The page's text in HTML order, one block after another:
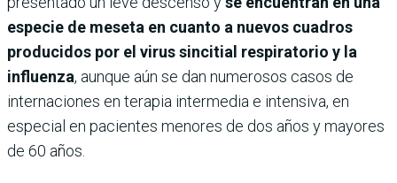
especie de meseta en cuanto a nuevos cuadros
producidos por el virus sincitial respiratorio y la
influenza, aunque aún se dan numerosos casos de
internaciones en terapia intermedia e intensiva, en
especial en pacientes menores de dos años y mayores
de 60 años.